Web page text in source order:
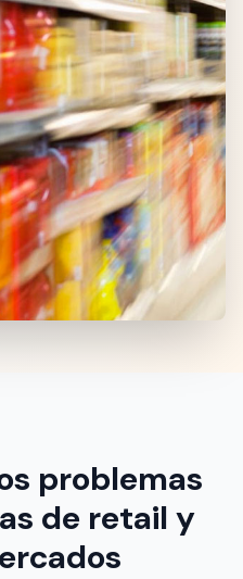
problemas
de retail y